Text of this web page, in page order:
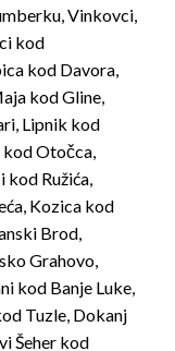
Vinkovci,
kod
kod Davora,
kod Gline,
Lipnik kod
kod Otočca,
Ružića,
Kozica kod
Brod,
Grahovo,
kod Banje Luke,
Tuzle, Dokanj
Šeher kod